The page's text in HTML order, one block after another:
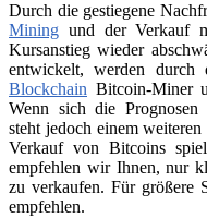
Durch die gestiegene
Mining und der Verkauf
Kursanstieg wieder
entwickelt, werden durch
Blockchain Bitcoin-Miner
Wenn sich die Prognosen
steht jedoch einem
Verkauf von Bitcoins
empfehlen wir Ihnen, nur
zu verkaufen. Für größere
empfehlen.